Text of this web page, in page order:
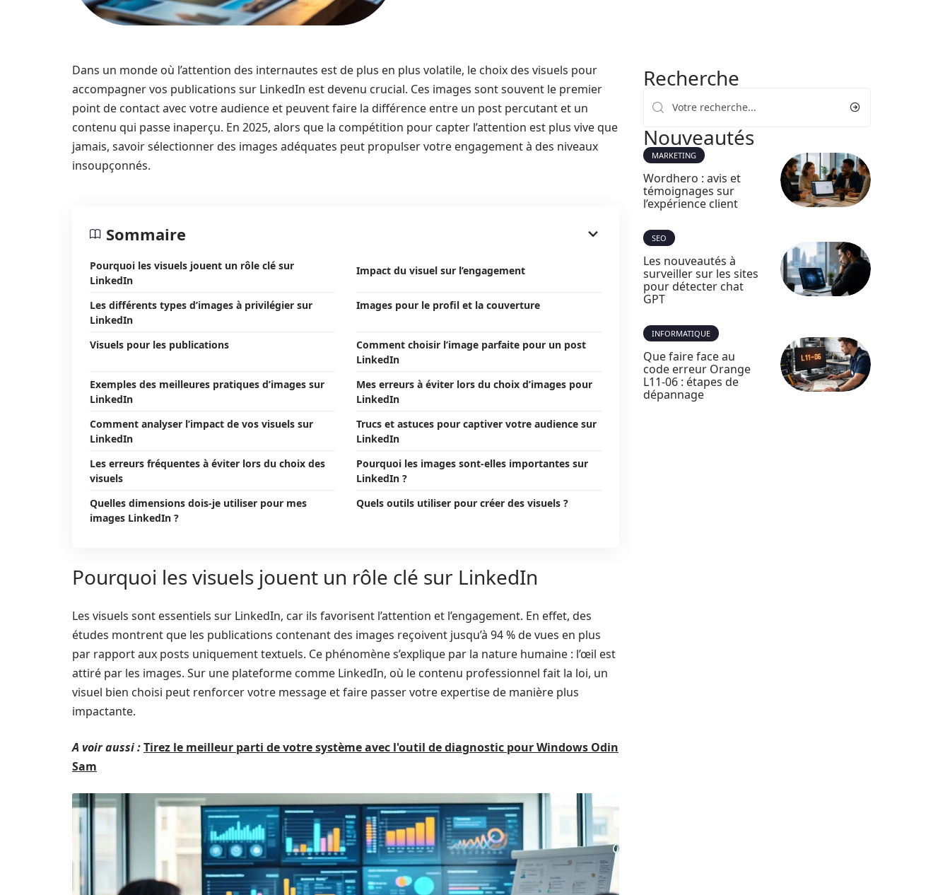
Dans un monde où l’attention des internautes est de plus en plus volatile, le choix des visuels pour
accompagner vos publications sur LinkedIn est devenu crucial. Ces images sont souvent le premier
point de contact avec votre audience et peuvent faire la différence entre un post percutant et un
contenu qui passe inaperçu. En 2025, alors que la compétition pour capter l’attention est plus vive que
jamais, savoir sélectionner des images adéquates peut propulser votre engagement à des niveaux
insoupçonnés.
Sommaire
Pourquoi les visuels jouent un rôle clé sur
LinkedIn
Impact du visuel sur l’engagement
Les différents types d’images à privilégier sur
LinkedIn
Images pour le profil et la couverture
Visuels pour les publications
Comment choisir l’image parfaite pour un post
LinkedIn
Exemples des meilleures pratiques d’images sur
LinkedIn
Mes erreurs à éviter lors du choix d’images pour
LinkedIn
Comment analyser l’impact de vos visuels sur
LinkedIn
Trucs et astuces pour captiver votre audience sur
LinkedIn
Les erreurs fréquentes à éviter lors du choix des
visuels
Pourquoi les images sont-elles importantes sur
LinkedIn ?
Quelles dimensions dois-je utiliser pour mes
images LinkedIn ?
Quels outils utiliser pour créer des visuels ?
Pourquoi les visuels jouent un rôle clé sur LinkedIn
Les visuels sont essentiels sur LinkedIn, car ils favorisent l’attention et l’engagement. En effet, des
études montrent que les publications contenant des images reçoivent jusqu’à 94 % de vues en plus
par rapport aux posts uniquement textuels. Ce phénomène s’explique par la nature humaine : l’œil est
attiré par les images. Sur une plateforme comme LinkedIn, où le contenu professionnel fait la loi, un
visuel bien choisi peut renforcer votre message et faire passer votre expertise de manière plus
impactante.
A voir aussi :Tirez le meilleur parti de votre système avec l'outil de diagnostic pour Windows Odin
Sam
Recherche
Nouveautés
MARKETING
Wordhero : avis et
témoignages sur
l’expérience client
SEO
Les nouveautés à
surveiller sur les sites
pour détecter chat
GPT
INFORMATIQUE
Que faire face au
code erreur Orange
L11-06 : étapes de
dépannage